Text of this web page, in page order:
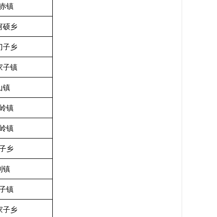
镇
硕乡
子乡
子镇
镇
镇
镇
乡
镇
镇
子乡